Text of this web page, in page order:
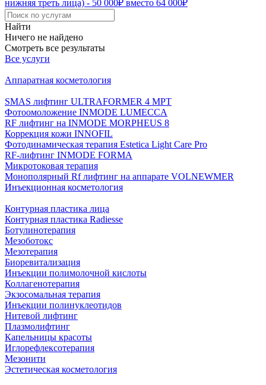
нижняя треть лица) - 50 000₽ вместо 64 000₽
Найти
Ничего не найдено
Смотреть все результаты
Все услуги
Аппаратная косметология
SMAS лифтинг ULTRAFORMER 4 MРТ
Фотоомоложение INMODE LUMECCA
RF лифтинг на INMODE MORPHEUS 8
Коррекция кожи INNOFIL
Фотодинамическая терапия Estetica Light Care Pro
RF-лифтинг INMODE FORMA
Микротоковая терапия
Монополярный Rf лифтинг на аппарате VOLNEWMER
Инъекционная косметология
Контурная пластика лица
Контурная пластика Radiesse
Ботулинотерапия
Мезоботокс
Мезотерапия
Биоревитализация
Инъекции полимолочной кислоты
Коллагенотерапия
Экзосомальная терапия
Инъекции полинуклеотидов
Нитевой лифтинг
Плазмолифтинг
Капельницы красоты
Иглорефлексотерапия
Мезонити
Эстетическая косметология